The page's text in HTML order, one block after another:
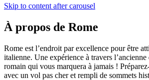
Skip to content after carousel
À propos de Rome
Rome est l’endroit par excellence pour être
italienne. Une expérience à travers
romain qui vous marquera à jamais !
avec un vol pas cher et rempli de sommets